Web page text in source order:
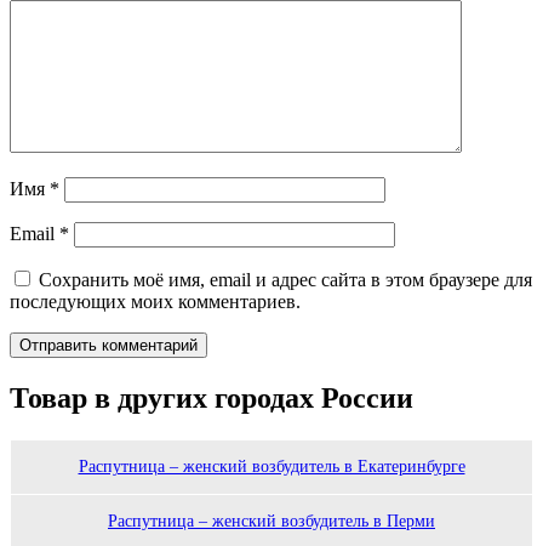
Имя *
Email *
Сохранить моё имя, email и адрес сайта в этом браузере для
последующих моих комментариев.
Товар в других городах России
Распутница – женский возбудитель в Екатеринбурге
Распутница – женский возбудитель в Перми